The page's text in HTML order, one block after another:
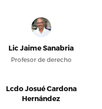
Lic Jaime Sanabria
Profesor de derecho
Lcdo Josué Cardona
Hernández